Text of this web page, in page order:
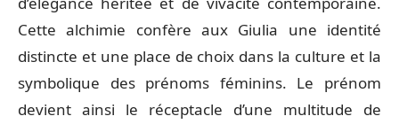
Cette alchimie confère aux Giulia une identité
distincte et une place de choix dans la culture et la
symbolique des prénoms féminins. Le prénom
devient ainsi le réceptacle d’une multitude de